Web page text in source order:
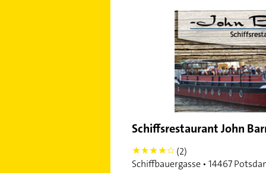
Schiffsrestaurant John
4
(2)
Schiffbauergasse • 14467